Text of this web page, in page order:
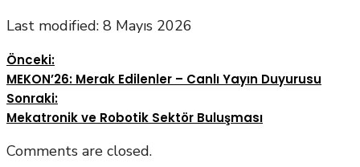
Last modified: 8 Mayıs 2026
Önceki:
MEKON’26: Merak Edilenler – Canlı Yayın Duyurusu
Sonraki:
Mekatronik ve Robotik Sektör Buluşması
Comments are closed.